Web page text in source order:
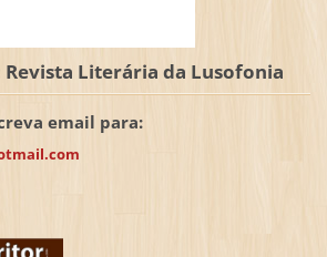
Literária da Lusofonia
email para: